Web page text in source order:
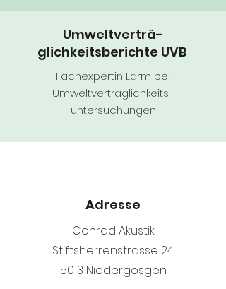
Umweltverträ-
glichkeitsberichte UVB
Fachexpertin Lärm bei
Umweltverträglichkeits-
untersuchungen
Adresse
Conrad Akustik
Stiftsherrenstrasse 24
5013 Niedergösgen